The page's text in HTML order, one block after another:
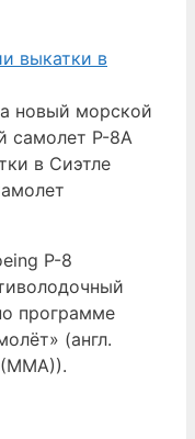
новый морской
самолет P-8A
в Сиэтле
P-8
программе
(англ.